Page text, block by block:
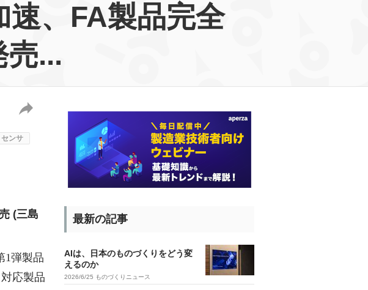
、FA製品完全
...
センサ
(三島
1弾製品
応製品
最新の記事
AIは、日本のものづくりをどう変
えるのか
2026/6/25 ものづくりニュース